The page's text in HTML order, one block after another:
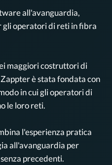
all'avanguardia,
gli operatori di reti in fibra
maggiori costruttori di
è stata fondata con
in cui gli operatori di
le loro reti.
l'esperienza pratica
all'avanguardia per
precedenti.